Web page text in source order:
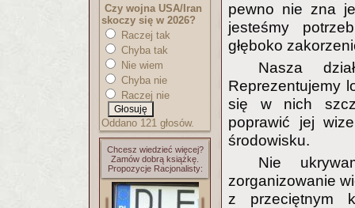
Czy wojna USA/Iran
skoczy się w 2026?
Raczej tak
Chyba tak
Nie wiem
Chyba nie
Raczej nie
Oddano 121 głosów.
Chcesz wiedzieć więcej?
Zamów dobrą książkę.
Propozycje Racjonalisty:
pewno nie zna
jesteśmy
głęboko
Nasza
Reprezentujemy
się w nich
poprawić jej
środowisku.
Nie
zorganizowanie
z przeciętnym